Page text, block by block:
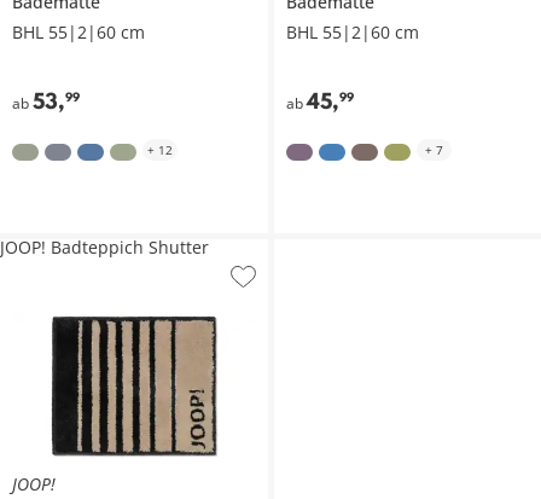
BHL 55|2|60 cm
ab53,99
+ 12
BHL 55|2|60 cm
ab45,99
+ 7
JOOP!
JOOP! Badteppich Shutter